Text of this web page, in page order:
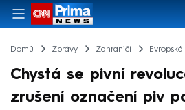
Domů Zprávy Zahraničí
Chystá se pivní
zrušení označení piv